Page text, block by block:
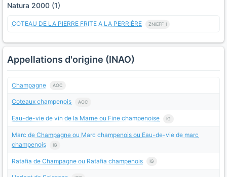
Natura 2000 (1)
COTEAU DE LA PIERRE FRITE A LA PERRIÈRE ZNIEFF_I
Appellations d'origine (INAO)
Champagne AOC
Coteaux champenois AOC
Eau-de-vie de vin de la Marne ou Fine champenoise IG
Marc de Champagne ou Marc champenois ou Eau-de-vie de marc
champenois
IG
Ratafia de Champagne ou Ratafia champenois IG